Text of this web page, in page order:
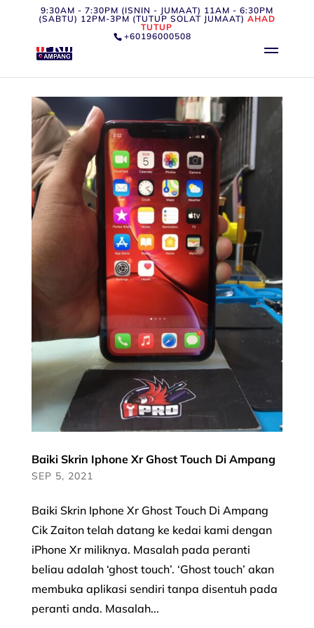
9:30AM - 7:30PM (ISNIN - JUMAAT) 11AM - 6:30PM
(SABTU) 12PM-3PM (TUTUP SOLAT JUMAAT) AHAD
TUTUP
+60196000508
Baiki Skrin Iphone Xr Ghost Touch Di Ampang
SEP 5, 2021
Baiki Skrin Iphone Xr Ghost Touch Di Ampang
Cik Zaiton telah datang ke kedai kami dengan
iPhone Xr miliknya. Masalah pada peranti
beliau adalah ‘ghost touch’. ‘Ghost touch’ akan
membuka aplikasi sendiri tanpa disentuh pada
peranti anda. Masalah...